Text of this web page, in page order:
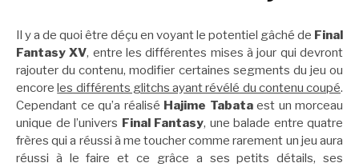
Il y a de quoi être déçu en voyant le potentiel gâché de Final
Fantasy XV, entre les différentes mises à jour qui devront
rajouter du contenu, modifier certaines segments du jeu ou
encoreles différents glitchs ayant révélé du contenu coupé.
Cependant ce qu’a réalisé Hajime Tabataest un morceau
unique de l’univers Final Fantasy, une balade entre quatre
frères qui a réussi à me toucher comme rarement un jeu aura
réussi à le faire et ce grâce a ses petits détails, ses